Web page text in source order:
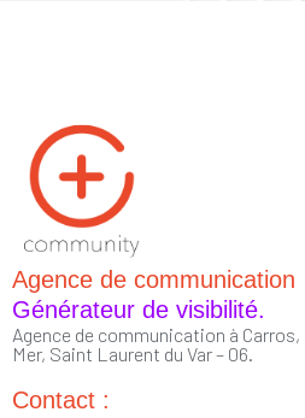
Agence de communication
Générateur de visibilité.
Agence de communication à
Mer, Saint Laurent du Var – 06.
Contact :